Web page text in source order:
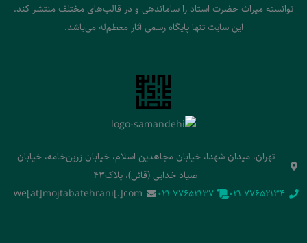
توانسته میراث حضرت استاد را ساماندهی و در قالب‌های مختلف منتشر کند.
این سایت تنها پایگاه رسمی آثار معظم‌له می‌باشد.
تهران، میدان شهدا، خیابان مجاهدین اسلام، خیابان زرین‌خامه، خیابان
صیاد خدایی (قائن)، پلاک43
‭021 77652134‬
‭021 77652137‬
we[at]mojtabatehrani[.]com